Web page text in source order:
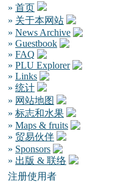
» 首页
» 关于本网站
» News Archive
» Guestbook
» FAQ
» PLU Explorer
» Links
» 统计
» 网站地图
» 标志和水果
» Maps & fruits
» 贸易伙伴
» Sponsors
» 出版 & 联络
注册使用者